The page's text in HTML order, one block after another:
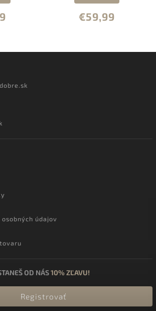
€59,99
údajov
OD NÁS10% ZĽAVU!
Registrovať